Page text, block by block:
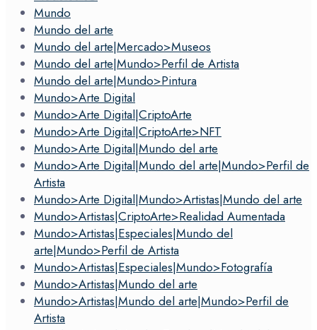
Mundo
Mundo del arte
Mundo del arte|Mercado>Museos
Mundo del arte|Mundo>Perfil de Artista
Mundo del arte|Mundo>Pintura
Mundo>Arte Digital
Mundo>Arte Digital|CriptoArte
Mundo>Arte Digital|CriptoArte>NFT
Mundo>Arte Digital|Mundo del arte
Mundo>Arte Digital|Mundo del arte|Mundo>Perfil de
Artista
Mundo>Arte Digital|Mundo>Artistas|Mundo del arte
Mundo>Artistas|CriptoArte>Realidad Aumentada
Mundo>Artistas|Especiales|Mundo del
arte|Mundo>Perfil de Artista
Mundo>Artistas|Especiales|Mundo>Fotografía
Mundo>Artistas|Mundo del arte
Mundo>Artistas|Mundo del arte|Mundo>Perfil de
Artista